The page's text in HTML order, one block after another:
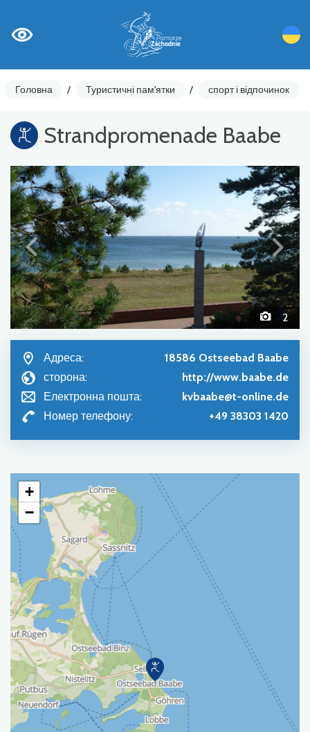
Головна / Туристичні пам'ятки / спорт і відпочинок
Strandpromenade Baabe
2
Адреса:
18586 Ostseebad Baabe
сторона:
http://www.baabe.de
Електронна пошта:
kvbaabe@t-online.de
Номер телефону:
+49 38303 1420
+
−